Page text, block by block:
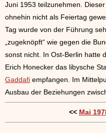
Juni 1953 teilzunehmen.
ohnehin nicht als Feiertag
Tag wurde von der Führung
„zugeknöpft“ wie gegen die
sonst nicht. In Ost-Berlin hatte
Erich Honecker das libysche
Gaddafi empfangen. Im
Ausbau der Beziehungen
<< Mai